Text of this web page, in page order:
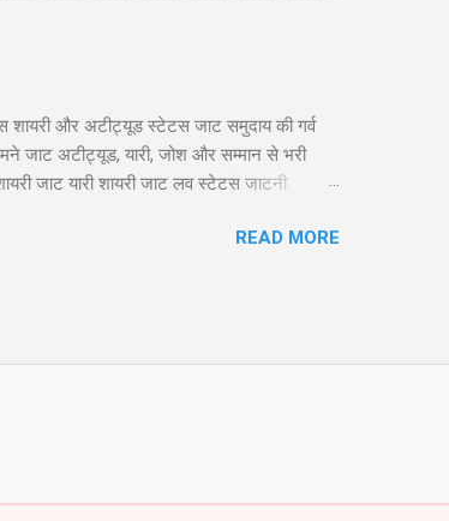
और अटीट्यूड स्टेटस जाट समुदाय की गर्व
जाट अटीट्यूड, यारी, जोश और सम्मान से भरी
जाट यारी शायरी जाट लव स्टेटस जाटनी
Facebook Twitter 2. जाट अटीट्यूड स्टेटस
READ MORE